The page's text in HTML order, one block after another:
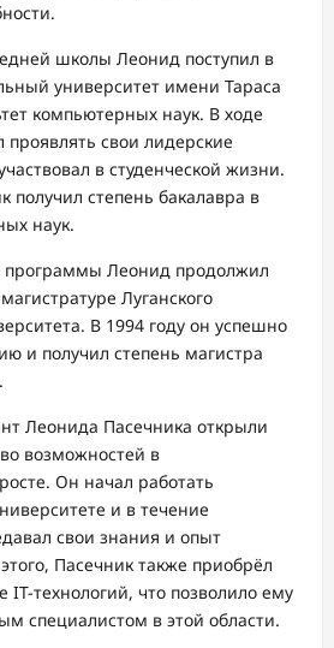
школы Леонид поступил в
университет имени Тараса
компьютерных наук. В ходе
свои лидерские
в студенческой жизни.
получил степень бакалавра в
наук.
программы Леонид продолжил
Луганского
В 1994 году он успешно
и получил степень магистра
Леонида Пасечника открыли
возможностей в
Он начал работать
и в течение
свои знания и опыт
Пасечник также приобрёл
технологий, что позволило ему
специалистом в этой области.